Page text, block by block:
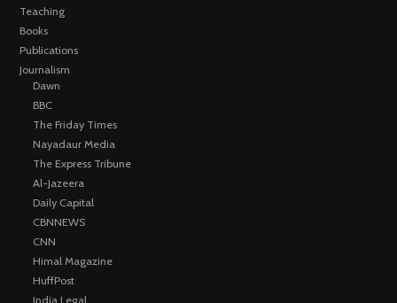
Teaching
Books
Publications
Journalism
Dawn
BBC
The Friday Times
Nayadaur Media
The Express Tribune
Al-Jazeera
Daily Capital
CBNNEWS
CNN
Himal Magazine
HuffPost
India Legal